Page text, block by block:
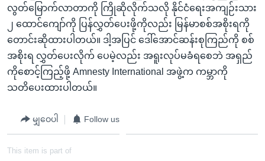
လွတ်မြောက်လာတာကို ကြိုဆိုလိုက်သလို နိုင်ငံရေးအကျဉ်းသား
၂ ထောင်ကျော်ကို ပြန်လွှတ်ပေးဖို့ကိုလည်း မြန်မာစစ်အစိုးရကို
တောင်းဆိုထားပါတယ်။ ဒါ့အပြင် ဒေါ်အောင်ဆန်းစုကြည်ကို စစ်
အစိုးရ လွှတ်ပေးလိုက် ပေမဲ့လည်း အရူးလုပ်မခံရစေဘဲ အရှည်
ကိုစောင့်ကြည့်ဖို့ Amnesty International အဖွဲ့က ကမ္ဘာကို
သတိပေးထားပါတယ်။
မျှဝေပါ Follow us
This item is part of